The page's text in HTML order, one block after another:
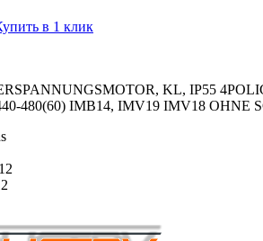
в 1 клик
KL, IP55
480(60) IMB14, IMV19 IMV18